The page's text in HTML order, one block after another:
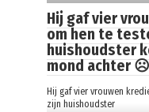
Hij gaf vier
om hen te
huishoudster
mond achter ☹️
Hij gaf vier vrouwen
zijn huishoudster